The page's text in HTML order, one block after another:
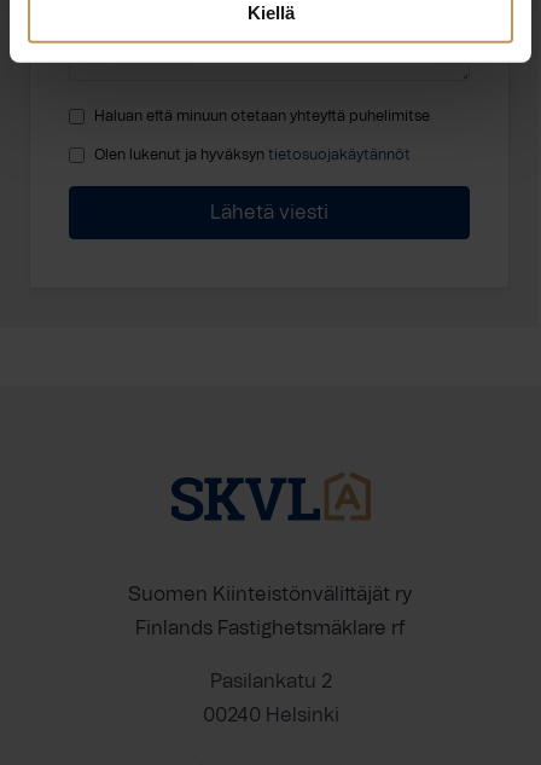
Kiellä
Haluan että minuun otetaan yhteyttä puhelimitse
Olen lukenut ja hyväksyn tietosuojakäytännöt
Suomen Kiinteistönvälittäjät ry
Finlands Fastighetsmäklare rf
Pasilankatu 2
00240 Helsinki